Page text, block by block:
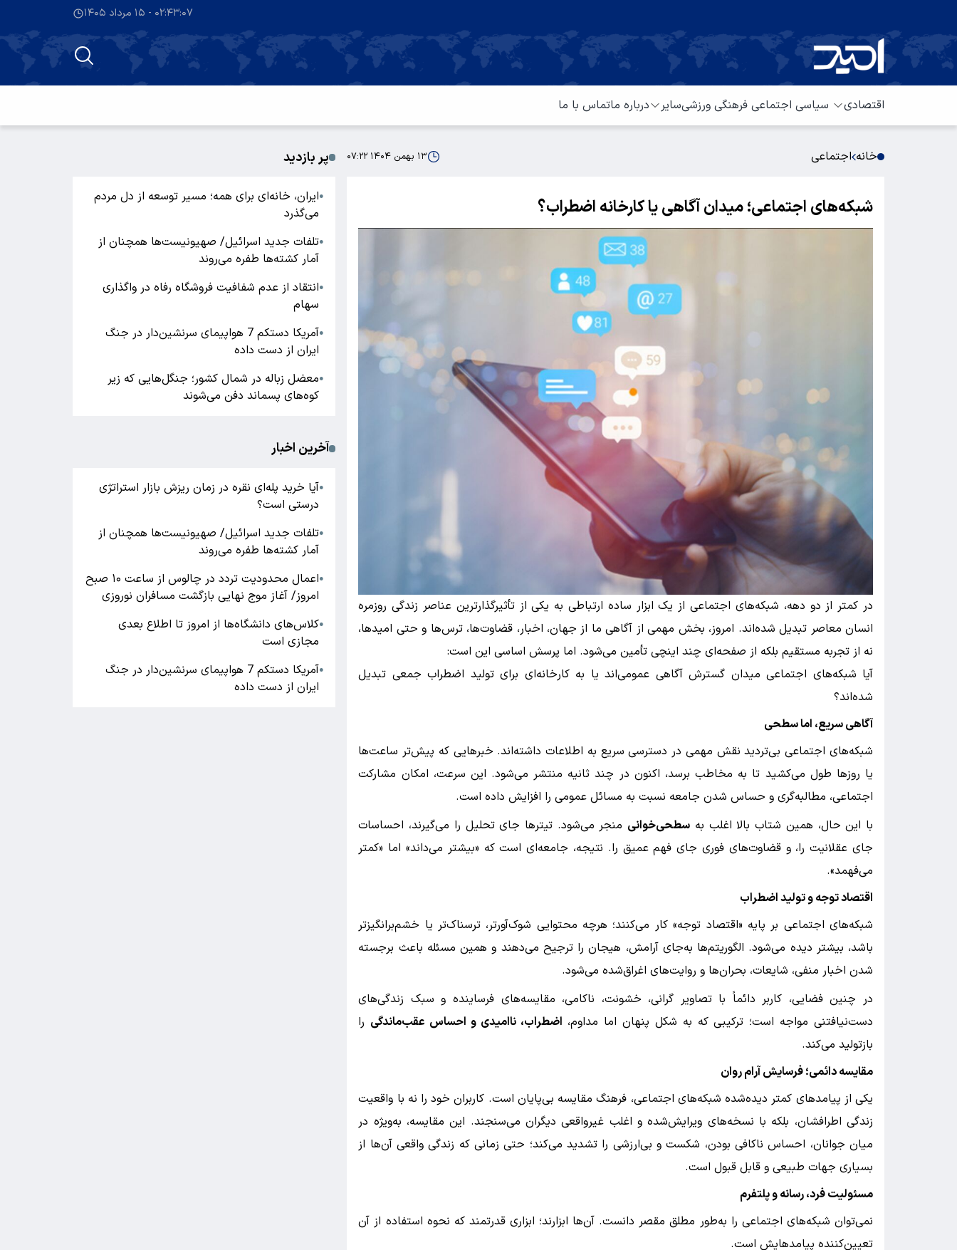
۰۲:۴۳:۰۸ - ۱۵ مرداد ۱۴۰۵
اقتصادی سیاسی اجتماعی فرهنگی ورزشیسایر درباره ماتماس با ما
خانه اجتماعی ۱۳ بهمن ۱۴۰۴ ۰۷:۲۲
شبکه‌های اجتماعی؛ میدان آگاهی یا کارخانه اضطراب؟
در کمتر از دو دهه، شبکه‌های اجتماعی از یک ابزار ساده ارتباطی به یکی از تأثیرگذارترین عناصر زندگی روزمره
انسان معاصر تبدیل شده‌اند. امروز، بخش مهمی از آگاهی ما از جهان، اخبار، قضاوت‌ها، ترس‌ها و حتی امیدها،
نه از تجربه مستقیم بلکه از صفحه‌ای چند اینچی تأمین می‌شود. اما پرسش اساسی این است:
آیا شبکه‌های اجتماعی میدان گسترش آگاهی عمومی‌اند یا به کارخانه‌ای برای تولید اضطراب جمعی تبدیل
شده‌اند؟
آگاهی سریع، اما سطحی
شبکه‌های اجتماعی بی‌تردید نقش مهمی در دسترسی سریع به اطلاعات داشته‌اند. خبرهایی که پیش‌تر ساعت‌ها
یا روزها طول می‌کشید تا به مخاطب برسد، اکنون در چند ثانیه منتشر می‌شود. این سرعت، امکان مشارکت
اجتماعی، مطالبه‌گری و حساس شدن جامعه نسبت به مسائل عمومی را افزایش داده است.
با این حال، همین شتاب بالا اغلب به سطحی‌خوانی منجر می‌شود. تیترها جای تحلیل را می‌گیرند، احساسات
جای عقلانیت را، و قضاوت‌های فوری جای فهم عمیق را. نتیجه، جامعه‌ای است که «بیشتر می‌داند» اما «کمتر
می‌فهمد».
اقتصاد توجه و تولید اضطراب
شبکه‌های اجتماعی بر پایه «اقتصاد توجه» کار می‌کنند؛ هرچه محتوایی شوک‌آورتر، ترسناک‌تر یا خشم‌برانگیزتر
باشد، بیشتر دیده می‌شود. الگوریتم‌ها به‌جای آرامش، هیجان را ترجیح می‌دهند و همین مسئله باعث برجسته
شدن اخبار منفی، شایعات، بحران‌ها و روایت‌های اغراق‌شده می‌شود.
در چنین فضایی، کاربر دائماً با تصاویر گرانی، خشونت، ناکامی، مقایسه‌های فرساینده و سبک زندگی‌های
دست‌نیافتنی مواجه است؛ ترکیبی که به شکل پنهان اما مداوم، اضطراب، ناامیدی و احساس عقب‌ماندگی را
بازتولید می‌کند.
مقایسه دائمی؛ فرسایش آرام روان
یکی از پیامدهای کمتر دیده‌شده شبکه‌های اجتماعی، فرهنگ مقایسه بی‌پایان است. کاربران خود را نه با واقعیت
زندگی اطرافشان، بلکه با نسخه‌های ویرایش‌شده و اغلب غیرواقعی دیگران می‌سنجند. این مقایسه، به‌ویژه در
میان جوانان، احساس ناکافی بودن، شکست و بی‌ارزشی را تشدید می‌کند؛ حتی زمانی که زندگی واقعی آن‌ها از
بسیاری جهات طبیعی و قابل قبول است.
مسئولیت فرد، رسانه و پلتفرم
نمی‌توان شبکه‌های اجتماعی را به‌طور مطلق مقصر دانست. آن‌ها ابزارند؛ ابزاری قدرتمند که نحوه استفاده از آن
تعیین‌کننده پیامدهایش است.
پر بازدید
●ایران، خانه‌ای برای همه؛ مسیر توسعه از دل مردم
می‌گذرد
●تلفات جدید اسرائیل/ صهیونیست‌ها همچنان از
آمار کشته‌ها طفره می‌روند
●انتقاد از عدم شفافیت فروشگاه رفاه در واگذاری
سهام
●
آمریکا دستکم 7 هواپیمای سرنشین‌دار در جنگ
ایران از دست داده
●معضل زباله در شمال کشور؛ جنگل‌هایی که زیر
کوه‌های پسماند دفن می‌شوند
آخرین اخبار
●آیا خرید پله‌ای نقره در زمان ریزش بازار استراتژی
درستی است؟
●تلفات جدید اسرائیل/ صهیونیست‌ها همچنان از
آمار کشته‌ها طفره می‌روند
●
اعمال محدودیت تردد در چالوس از ساعت ۱۰ صبح
امروز/ آغاز موج نهایی بازگشت مسافران نوروزی
●کلاس‌های دانشگاه‌ها از امروز تا اطلاع بعدی
مجازی است
●
آمریکا دستکم 7 هواپیمای سرنشین‌دار در جنگ
ایران از دست داده